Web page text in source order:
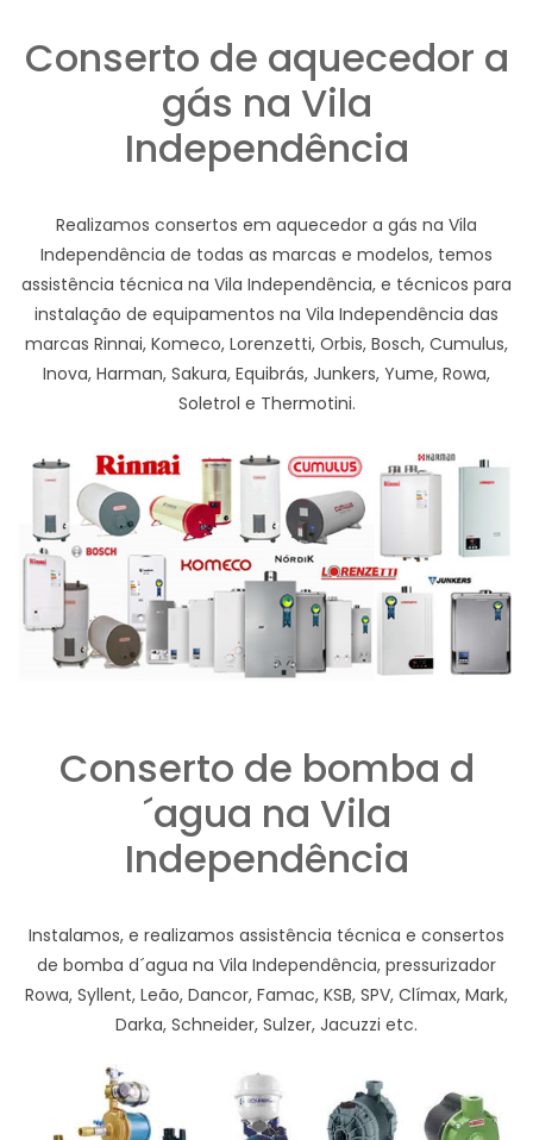
Conserto de aquecedor a
gás na Vila
Independência
Realizamos consertos em aquecedor a gás na Vila
Independência de todas as marcas e modelos, temos
assistência técnica na Vila Independência, e técnicos para
instalação de equipamentos na Vila Independência das
marcas Rinnai, Komeco, Lorenzetti, Orbis, Bosch, Cumulus,
Inova, Harman, Sakura, Equibrás, Junkers, Yume, Rowa,
Soletrol e Thermotini.
Conserto de bomba d
´agua na Vila
Independência
Instalamos, e realizamos assistência técnica e consertos
de bomba d´agua na Vila Independência, pressurizador
Rowa, Syllent, Leão, Dancor, Famac, KSB, SPV, Clímax, Mark,
Darka, Schneider, Sulzer, Jacuzzi etc.